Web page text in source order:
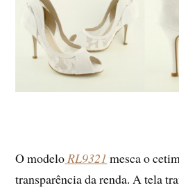
O modelo RL9321 mesca o
transparência da renda. A tela